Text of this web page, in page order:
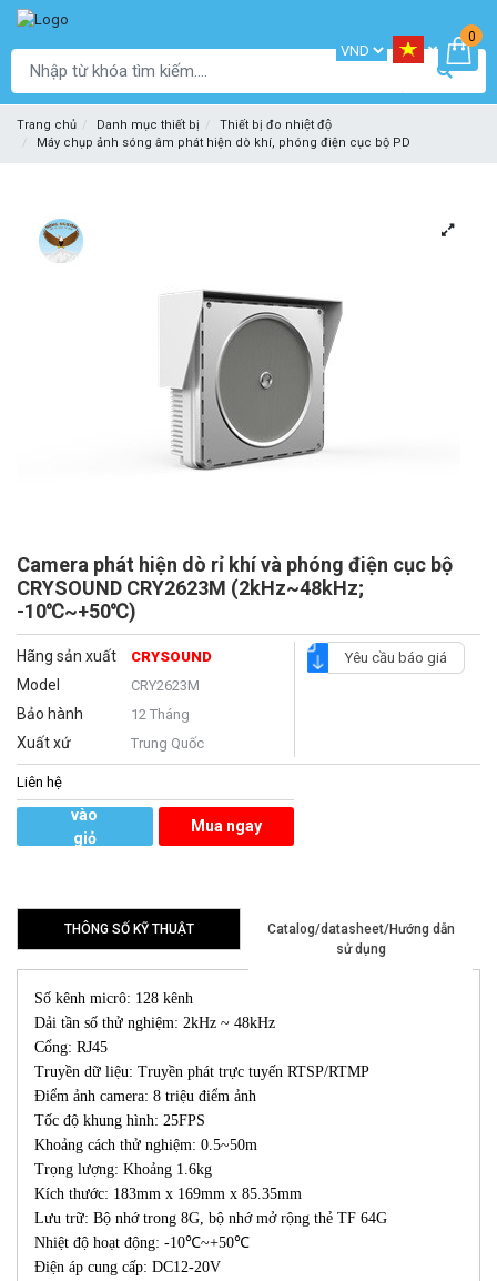
0
Trang chủ Danh mục thiết bị
Thiết bị đo nhiệt độ
Máy chụp ảnh sóng âm phát hiện dò khí, phóng điện cục bộ PD
Camera phát hiện dò rỉ khí và phóng điện cục bộ
CRYSOUND CRY2623M (2kHz~48kHz;
-10℃~+50℃)
Hãng sản xuất CRYSOUND
Model CRY2623M
Bảo hành 12 Tháng
Xuất xứ Trung Quốc
Yêu cầu báo giá
Liên hệ
vào
giỏ
Mua ngay
THÔNG SỐ KỸ THUẬT
Catalog/datasheet/Hướng dẫn
sử dụng
Số kênh micrô: 128 kênh
Dải tần số thử nghiệm: 2kHz ~ 48kHz
Cổng: RJ45
Truyền dữ liệu: Truyền phát trực tuyến RTSP/RTMP
Điểm ảnh camera: 8 triệu điểm ảnh
Tốc độ khung hình: 25FPS
Khoảng cách thử nghiệm: 0.5~50m
Trọng lượng: Khoảng 1.6kg
Kích thước: 183mm x 169mm x 85.35mm
Lưu trữ: Bộ nhớ trong 8G, bộ nhớ mở rộng thẻ TF 64G
Nhiệt độ hoạt động: -10℃~+50℃
Điện áp cung cấp: DC12-20V